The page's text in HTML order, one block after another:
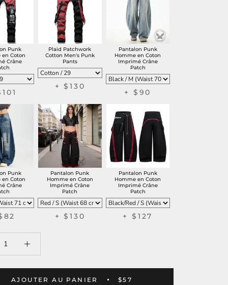
Punk
Coton
Crâne
Plaid Patchwork
Cotton Men's Punk
Pants
+ $130
Pantalon Punk
Homme en Coton
Imprimé Crâne
Patch
+ $90
Punk
Coton
Crâne
Pantalon Punk
Homme en Coton
Imprimé Crâne
Patch
+ $130
Pantalon Punk
Homme en Coton
Imprimé Crâne
Patch
+ $127
AJOUTER AU PANIER $57